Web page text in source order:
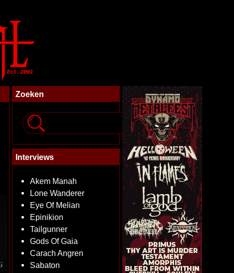
Zoeken
Interviews
Akem Manah
Lone Wanderer
Eye Of Melian
Epinikion
Tailgunner
Gods Of Gaia
Carach Angren
Sabaton